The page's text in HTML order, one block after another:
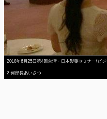
2018年6月25日第4回台湾・日本製薬セミナー/ビ
2.何部長あいさつ